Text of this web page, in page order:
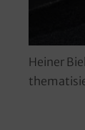
Heiner